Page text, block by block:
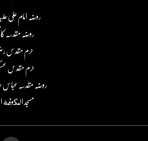
روضہ امام علی
روضہ مقدسہ
حرم مقدس
حرم مقدس
روضہ مقدسہ عباس
مسجد الكوفة